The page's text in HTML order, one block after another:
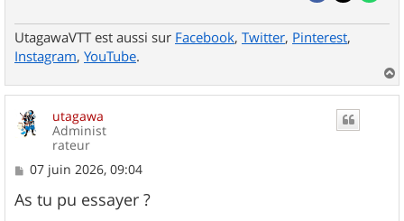
UtagawaVTT est aussi sur Facebook, Twitter, Pinterest,
Instagram, YouTube.
a
u
utagawa
Administ
rateur
M
s
s
07 juin 2026, 09:04
As tu pu essayer ?